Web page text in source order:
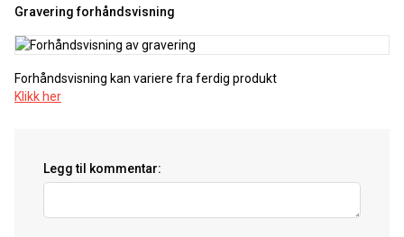
Gravering forhåndsvisning
Forhåndsvisning kan variere fra ferdig produkt
Klikk her
Legg til kommentar: